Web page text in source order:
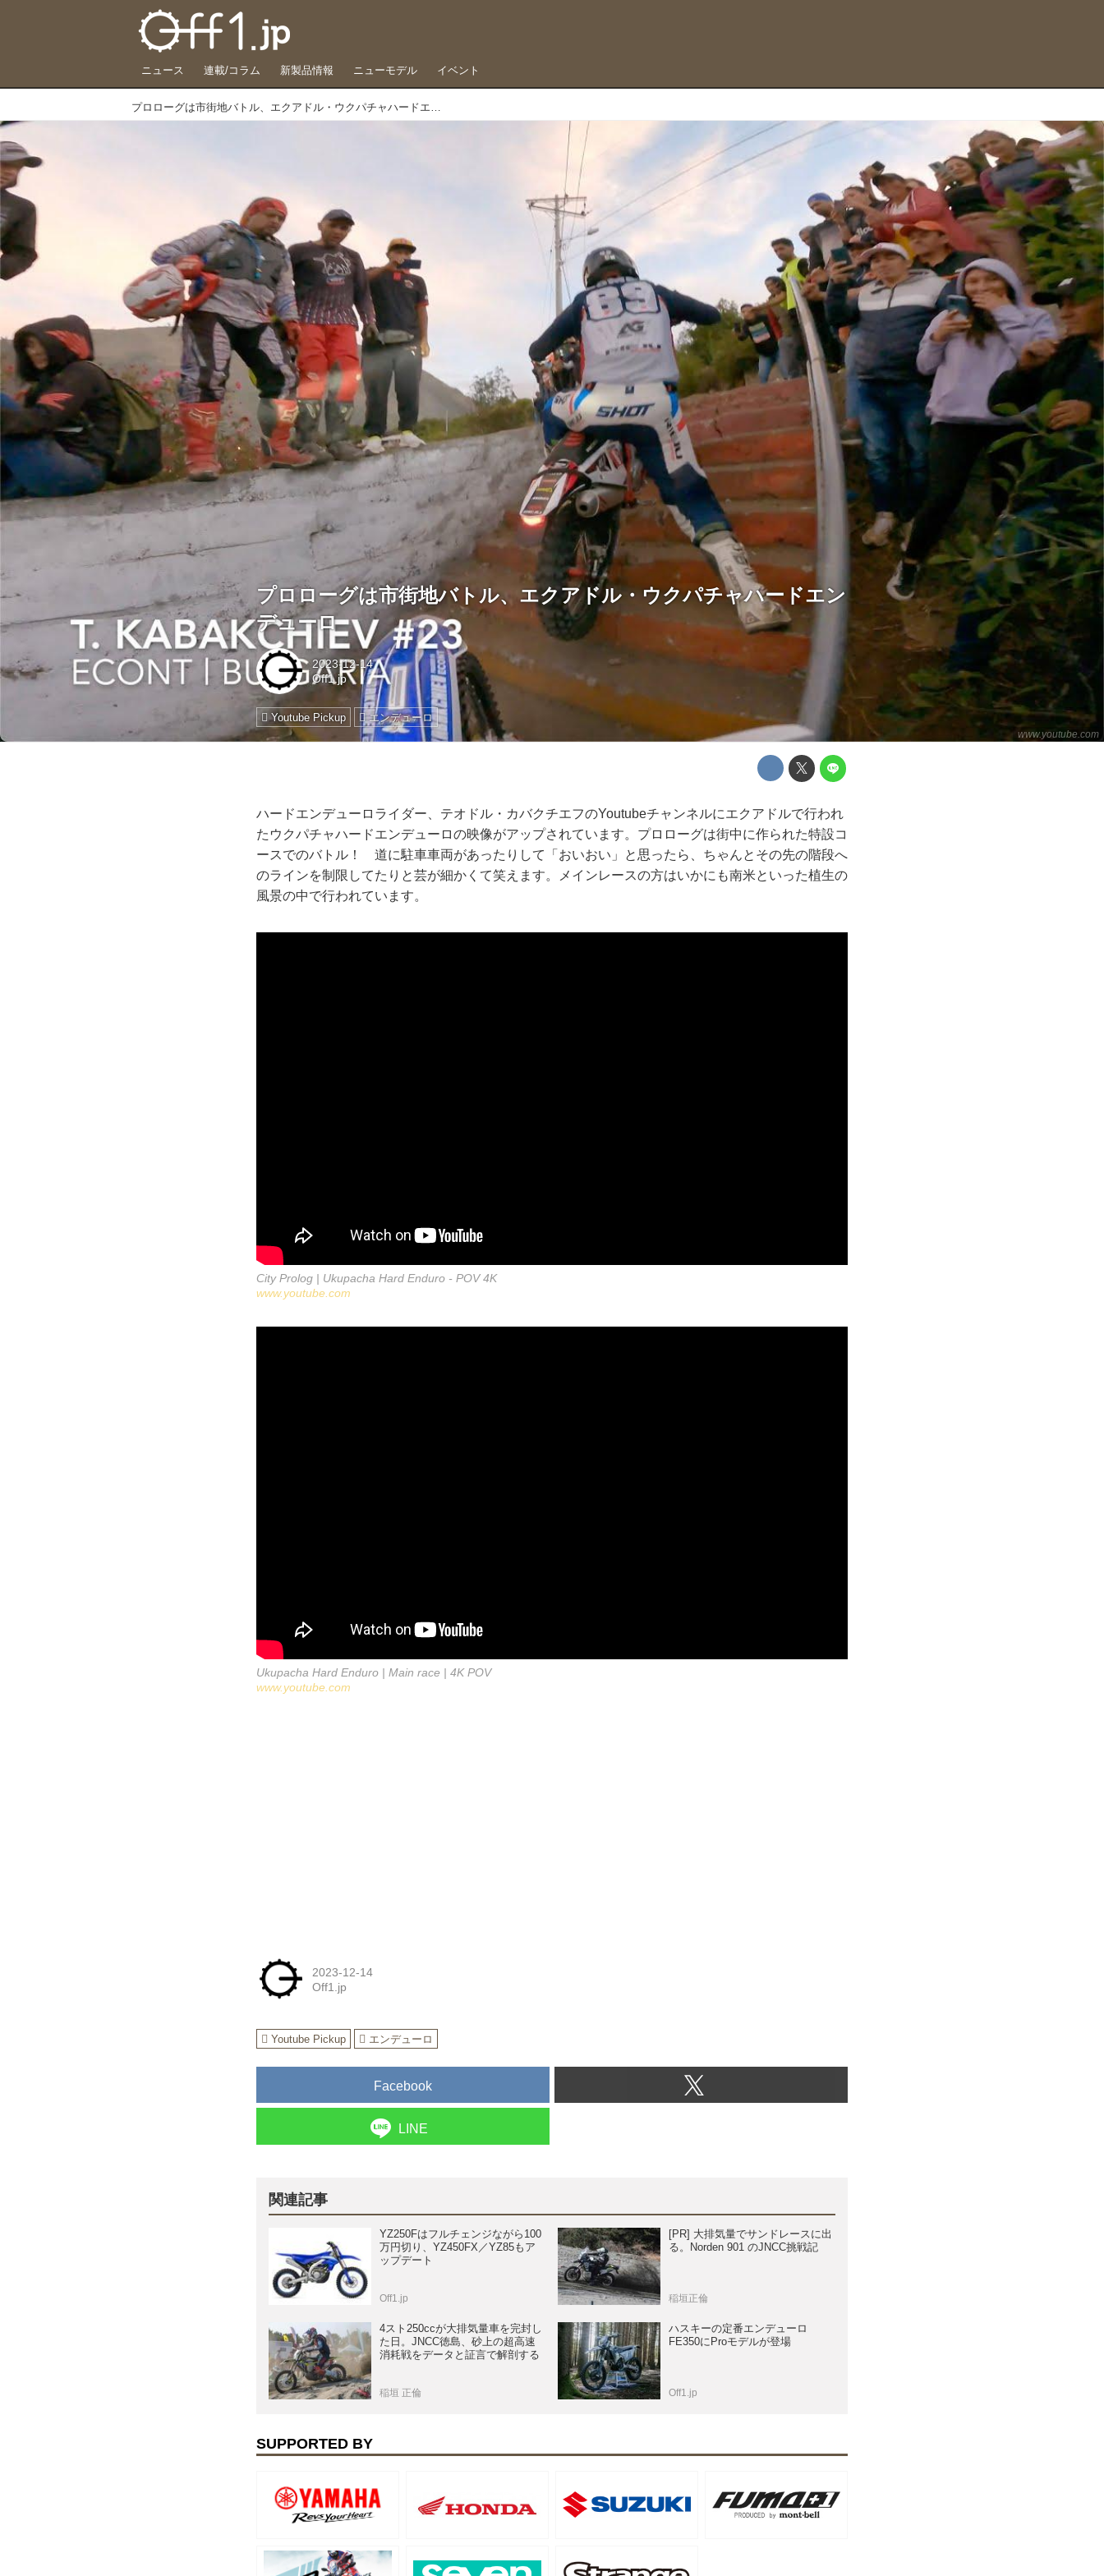
ニュース 連載/コラム 新製品情報 ニューモデル イベント
プロローグは市街地バトル、エクアドル・ウクパチャハードエンデューロ
www.youtube.com
プロローグは市街地バトル、エクアドル・ウクパチャハードエン
デューロ
2023-12-14
Off1.jp
Youtube Pickup エンデューロ
ハードエンデューロライダー、テオドル・カバクチエフのYoutubeチャンネルにエクアドルで行われ
たウクパチャハードエンデューロの映像がアップされています。プロローグは街中に作られた特設コ
ースでのバトル！ 道に駐車車両があったりして「おいおい」と思ったら、ちゃんとその先の階段へ
のラインを制限してたりと芸が細かくて笑えます。メインレースの方はいかにも南米といった植生の
風景の中で行われています。
City Prolog | Ukupacha Hard Enduro - POV 4K
www.youtube.com
Ukupacha Hard Enduro | Main race | 4K POV
www.youtube.com
2023-12-14
Off1.jp
Youtube Pickup エンデューロ
Facebook
LINE
関連記事
YZ250Fはフルチェンジながら100
万円切り、YZ450FX／YZ85もア
ップデート
Off1.jp
[PR] 大排気量でサンドレースに出
る。Norden 901 のJNCC挑戦記
稲垣正倫
4スト250ccが大排気量車を完封し
た日。JNCC徳島、砂上の超高速
消耗戦をデータと証言で解剖する
稲垣 正倫
ハスキーの定番エンデューロ
FE350にProモデルが登場
Off1.jp
SUPPORTED BY